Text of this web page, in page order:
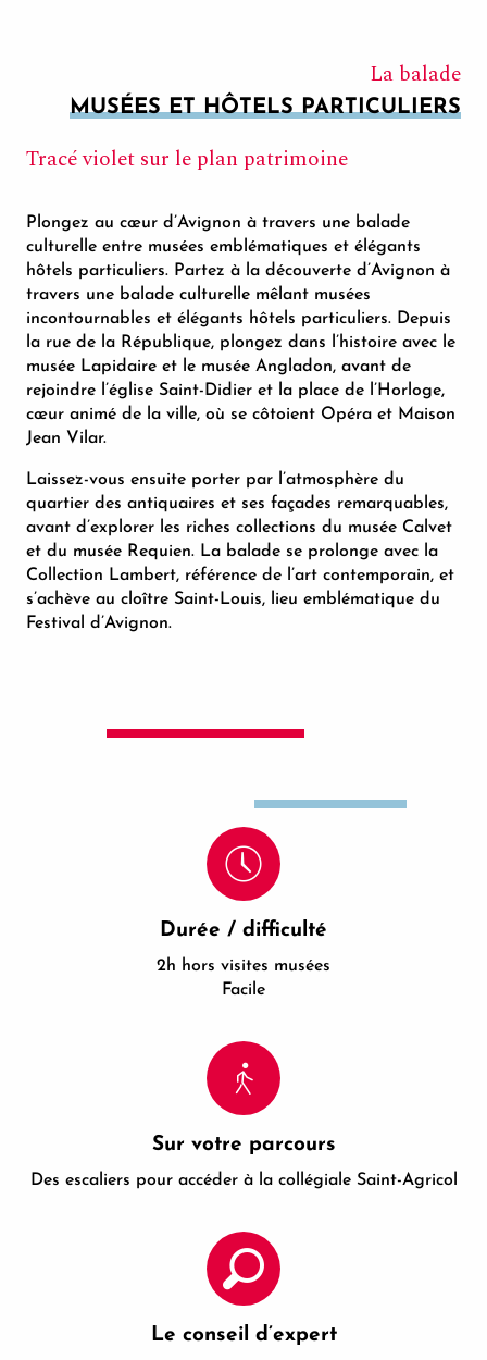
La balade
MUSÉES ET HÔTELS PARTICULIERS
Tracé violet sur le plan patrimoine
Plongez au cœur d’Avignon à travers une balade
culturelle entre musées emblématiques et élégants
hôtels particuliers. Partez à la découverte d’Avignon à
travers une balade culturelle mêlant musées
incontournables et élégants hôtels particuliers. Depuis
la rue de la République, plongez dans l’histoire avec le
musée Lapidaire et le musée Angladon, avant de
rejoindre l’église Saint-Didier et la place de l’Horloge,
cœur animé de la ville, où se côtoient Opéra et Maison
Jean Vilar.
Laissez-vous ensuite porter par l’atmosphère du
quartier des antiquaires et ses façades remarquables,
avant d’explorer les riches collections du musée Calvet
et du musée Requien. La balade se prolonge avec la
Collection Lambert, référence de l’art contemporain, et
s’achève au cloître Saint-Louis, lieu emblématique du
Festival d’Avignon.
Durée / difficulté
2h hors visites musées
Facile
Sur votre parcours
Des escaliers pour accéder à la collégiale Saint-Agricol
Le conseil d’expert